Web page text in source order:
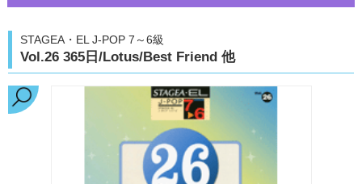
STAGEA・EL J-POP 7～6級
Vol.26 365日/Lotus/Best Friend 他